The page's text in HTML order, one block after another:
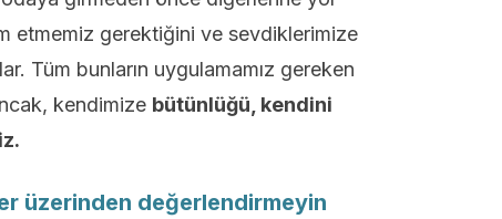
etmemiz gerektiğini ve sevdiklerimize
Tüm bunların uygulamamız gereken
kendimize bütünlüğü, kendini
üzerinden değerlendirmeyin